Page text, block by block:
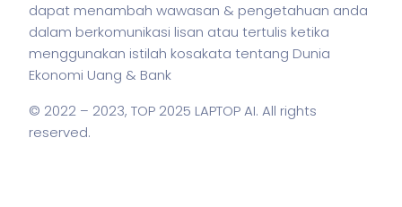
dapat menambah wawasan & pengetahuan anda
dalam berkomunikasi lisan atau tertulis ketika
menggunakan istilah kosakata tentang Dunia
Ekonomi Uang & Bank
© 2022 – 2023, TOP 2025 LAPTOP AI. All rights
reserved.